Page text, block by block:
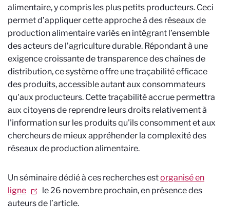
alimentaire, y compris les plus petits producteurs. Ceci
permet d’appliquer cette approche à des réseaux de
production alimentaire variés en intégrant l’ensemble
des acteurs de l’agriculture durable. Répondant à une
exigence croissante de transparence des chaînes de
distribution, ce système offre une traçabilité efficace
des produits, accessible autant aux consommateurs
qu'aux producteurs. Cette traçabilité accrue permettra
aux citoyens de reprendre leurs droits relativement à
l'information sur les produits qu'ils consomment et aux
chercheurs de mieux appréhender la complexité des
réseaux de production alimentaire.
Un séminaire dédié à ces recherches estorganisé en
ligne
le 26 novembre prochain, en présence des
auteurs de l’article.